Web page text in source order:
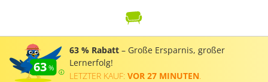
63
63 % Rabatt – Große Ersparnis, großer
Lernerfolg!
LETZTER KAUF: VOR 27 MINUTEN